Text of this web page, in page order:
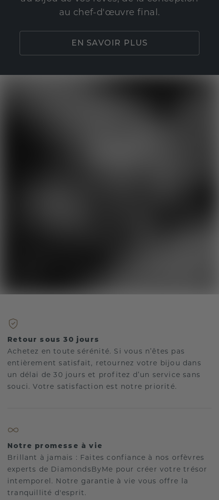
au chef-d'œuvre final.
EN SAVOIR PLUS
Retour sous 30 jours
Achetez en toute sérénité. Si vous n’êtes pas
entièrement satisfait, retournez votre bijou dans
un délai de 30 jours et profitez d’un service sans
souci. Votre satisfaction est notre priorité.
Notre promesse à vie
Brillant à jamais : Faites confiance à nos orfèvres
experts de DiamondsByMe pour créer votre trésor
intemporel. Notre garantie à vie vous offre la
tranquillité d'esprit.